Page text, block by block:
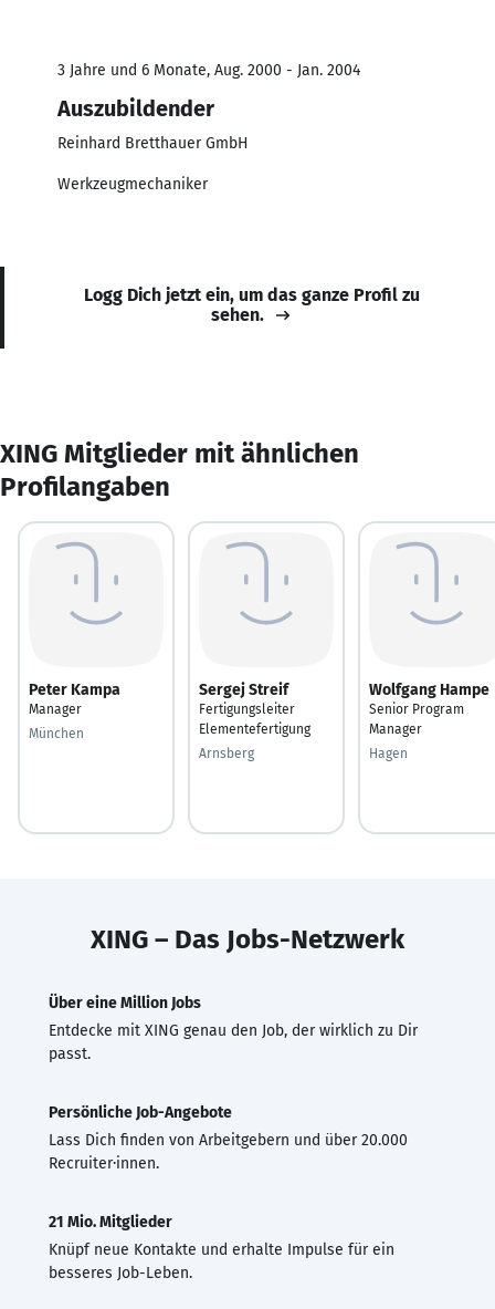
3 Jahre und 6 Monate, Aug. 2000 - Jan. 2004
Auszubildender
Reinhard Bretthauer GmbH
Werkzeugmechaniker
Logg Dich jetzt ein, um das ganze Profil zu
sehen.
XING Mitglieder mit ähnlichen
Profilangaben
Peter Kampa
Manager
München
Sergej Streif
Fertigungsleiter
Elementefertigung
Arnsberg
Wolfgang Hampe
Senior Program
Manager
Hagen
XING – Das Jobs-Netzwerk
Über eine Million Jobs
Entdecke mit XING genau den Job, der wirklich zu Dir
passt.
Persönliche Job-Angebote
Lass Dich finden von Arbeitgebern und über 20.000
Recruiter·innen.
21 Mio. Mitglieder
Knüpf neue Kontakte und erhalte Impulse für ein
besseres Job-Leben.